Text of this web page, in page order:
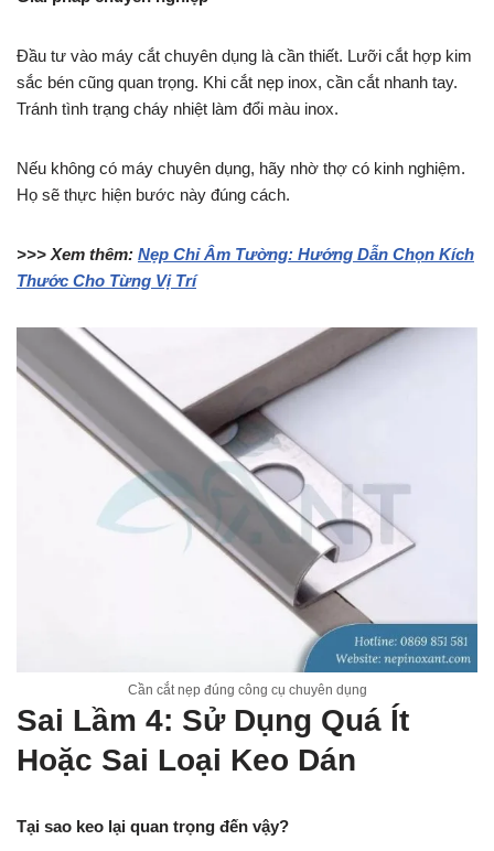
Đầu tư vào máy cắt chuyên dụng là cần thiết. Lưỡi cắt hợp kim
sắc bén cũng quan trọng. Khi cắt nẹp inox, cần cắt nhanh tay.
Tránh tình trạng cháy nhiệt làm đổi màu inox.
Nếu không có máy chuyên dụng, hãy nhờ thợ có kinh nghiệm.
Họ sẽ thực hiện bước này đúng cách.
>>> Xem thêm: Nẹp Chỉ Âm Tường: Hướng Dẫn Chọn Kích
Thước Cho Từng Vị Trí
Cần cắt nẹp đúng công cụ chuyên dụng
Sai Lầm 4: Sử Dụng Quá Ít
Hoặc Sai Loại Keo Dán
Tại sao keo lại quan trọng đến vậy?